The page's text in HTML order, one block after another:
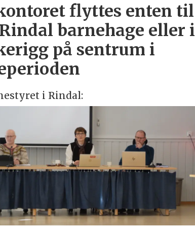
flyttes enten til
barnehage eller i
på sentrum i
i Rindal: